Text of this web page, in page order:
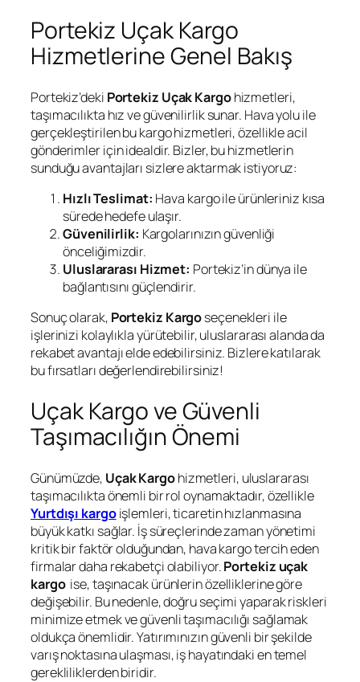
Portekiz Uçak Kargo
Hizmetlerine Genel Bakış
Portekiz’deki Portekiz Uçak Kargohizmetleri,
taşımacılıkta hız ve güvenilirlik sunar. Hava yolu ile
gerçekleştirilen bu kargo hizmetleri, özellikle acil
gönderimler için idealdir. Bizler, bu hizmetlerin
sunduğu avantajları sizlere aktarmak istiyoruz:
Hızlı Teslimat: Hava kargo ile ürünleriniz kısa
sürede hedefe ulaşır.
Güvenilirlik: Kargolarınızın güvenliği
önceliğimizdir.
Uluslararası Hizmet: Portekiz’in dünya ile
bağlantısını güçlendirir.
Sonuç olarak, Portekiz Kargoseçenekleri ile
işlerinizi kolaylıkla yürütebilir, uluslararası alanda da
rekabet avantajı elde edebilirsiniz. Bizlere katılarak
bu fırsatları değerlendirebilirsiniz!
Uçak Kargo ve Güvenli
Taşımacılığın Önemi
Günümüzde, Uçak Kargohizmetleri, uluslararası
taşımacılıkta önemli bir rol oynamaktadır, özellikle
Yurtdışı kargoişlemleri, ticaretin hızlanmasına
büyük katkı sağlar. İş süreçlerinde zaman yönetimi
kritik bir faktör olduğundan, hava kargo tercih eden
firmalar daha rekabetçi olabiliyor.Portekiz uçak
kargo ise, taşınacak ürünlerin özelliklerine göre
değişebilir. Bu nedenle, doğru seçimi yaparak riskleri
minimize etmek ve güvenli taşımacılığı sağlamak
oldukça önemlidir. Yatırımınızın güvenli bir şekilde
varış noktasına ulaşması, iş hayatındaki en temel
gerekliliklerden biridir.